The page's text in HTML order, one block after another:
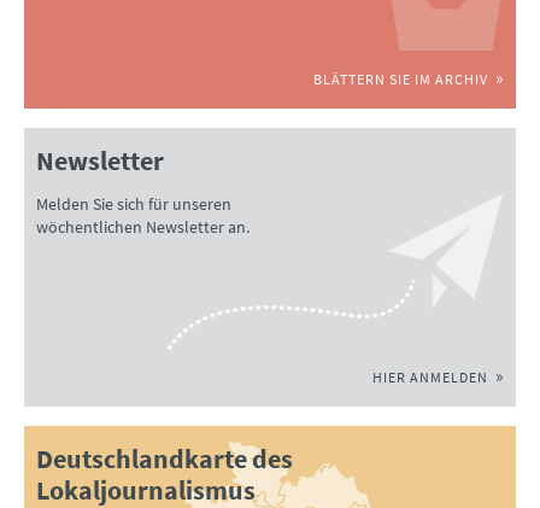
BLÄTTERN SIE IM ARCHIV
Newsletter
Melden Sie sich für unseren
wöchentlichen Newsletter an.
HIER ANMELDEN
Deutschlandkarte des
Lokaljournalismus